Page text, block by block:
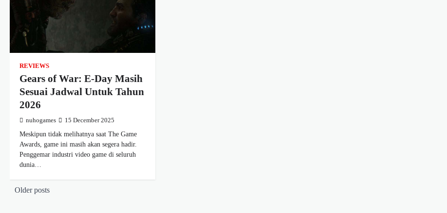
REVIEWS
Gears of War: E-Day Masih
Sesuai Jadwal Untuk Tahun
2026
nuhogames 15 December 2025
Meskipun tidak melihatnya saat The Game
Awards, game ini masih akan segera hadir.
Penggemar industri video game di seluruh
dunia…
Posts
Older posts